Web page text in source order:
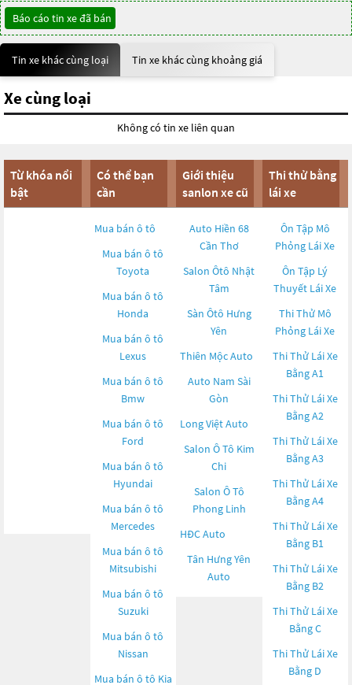
Báo cáo tin xe đã bán
Tin xe khác cùng loại Tin xe khác cùng khoảng giá
Xe cùng loại
Không có tin xe liên quan
Từ khóa nổi
bật
Có thể bạn
cần
Mua bán ô tô
Mua bán ô tô
Toyota
Mua bán ô tô
Honda
Mua bán ô tô
Lexus
Mua bán ô tô
Bmw
Mua bán ô tô
Ford
Mua bán ô tô
Hyundai
Mua bán ô tô
Mercedes
Mua bán ô tô
Mitsubishi
Mua bán ô tô
Suzuki
Mua bán ô tô
Nissan
Mua bán ô tô Kia
Giới thiệu
sanlon xe cũ
Auto Hiền 68
Cần Thơ
Salon Ôtô Nhật
Tâm
Sàn Ôtô Hưng
Yên
Thiên Mộc Auto
Auto Nam Sài
Gòn
Long Việt Auto
Salon Ô Tô Kim
Chi
Salon Ô Tô
Phong Linh
HĐC Auto
Tân Hưng Yên
Auto
Thi thử bằng
lái xe
Ôn Tập Mô
Phỏng Lái Xe
Ôn Tập Lý
Thuyết Lái Xe
Thi Thử Mô
Phỏng Lái Xe
Thi Thử Lái Xe
Bằng A1
Thi Thử Lái Xe
Bằng A2
Thi Thử Lái Xe
Bằng A3
Thi Thử Lái Xe
Bằng A4
Thi Thử Lái Xe
Bằng B1
Thi Thử Lái Xe
Bằng B2
Thi Thử Lái Xe
Bằng C
Thi Thử Lái Xe
Bằng D